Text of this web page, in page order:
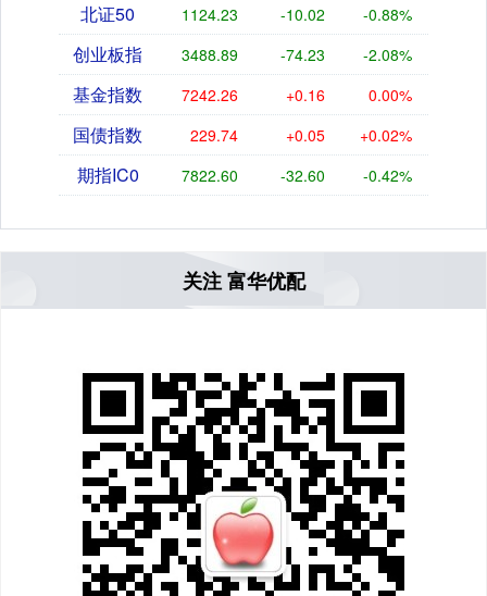
北证50 1124.23 -10.02 -0.88%
创业板指 3488.89 -74.23 -2.08%
基金指数 7242.26 +0.16 0.00%
国债指数 229.74 +0.05 +0.02%
期指IC0 7822.60 -32.60 -0.42%
关注 富华优配